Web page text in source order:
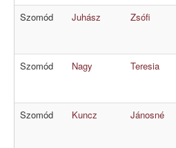
Szomód Juhász Zsófi
Szomód Nagy Teresia
Szomód Kuncz Jánosné